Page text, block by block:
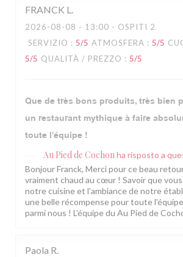
FRANCK L
2026-08-08 - 13:00 - OSPITI 2
SERVIZIO : 5/5 ATMOSFERA : 5/5
5/5 QUALITÀ / PREZZO : 5/5
Que de très bons produits, très bien
un restaurant mythique à faire
toute l'équipe !
Au Pied de Cochonha risposto a
Bonjour Franck, Merci pour ce beau
vraiment chaud au cœur ! Savoir que
notre cuisine et l'ambiance de notre
une belle récompense pour toute
parmi nous ! L'équipe du Au Pied de
Paola R